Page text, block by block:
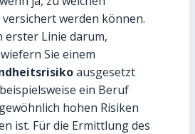
werden können.
erster Linie darum,
Sie einem
ausgesetzt
ein Beruf
hohen Risiken
ist. Für die Ermittlung des